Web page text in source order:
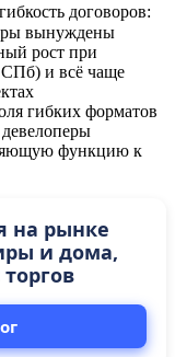
договоров:
вынуждены
рост при
СПб) и всё чаще
гибких форматов
функцию к
на рынке
и дома,